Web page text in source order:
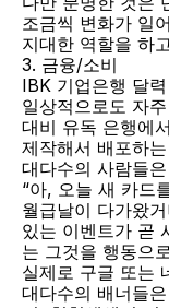
조금씩 변화가 일
지대한 역할을 하
3. 금융/소비
IBK 기업은행 달력
일상적으로도 자
대비 유독 은행에
제작해서 배포하
대다수의 사람들
“아, 오늘 새 카드
월급날이 다가왔
있는 이벤트가 곧
는 그것을 행동으
실제로 구글 또는
대다수의 배너들